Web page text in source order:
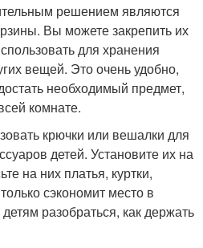
решением являются
Вы можете закрепить их
для хранения
вещей. Это очень удобно,
необходимый предмет,
комнате.
крючки или вешалки для
детей. Установите их на
на них платья, куртки,
сэкономит место в
разобраться, как держать